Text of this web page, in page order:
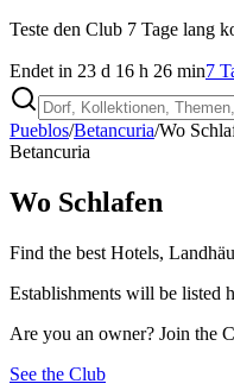
Teste den Club 7 Tage lang
Endet in 23 d 16 h 26 min7
Pueblos/Betancuria/Wo
Betancuria
Wo Schlafen
Find the best Hotels,
Establishments will be listed
Are you an owner? Join the
See the Club